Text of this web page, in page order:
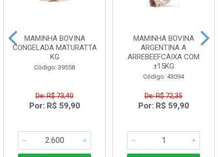
MAMINHA BOVINA
CONGELADA MATURATTA
KG
Código: 39558
De: R$ 73,40
Por: R$ 59,90
MAMINHA BOVINA
ARGENTINA A
ARREBEEFCAIXA COM
±15KG
Código: 43094
De: R$ 72,35
Por: R$ 59,90